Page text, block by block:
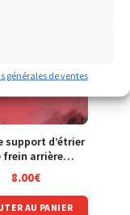
générales de ventes
support d’étrier
frein arrière
500 GPZ
ex500d 94-03
8.00€
AU PANIER